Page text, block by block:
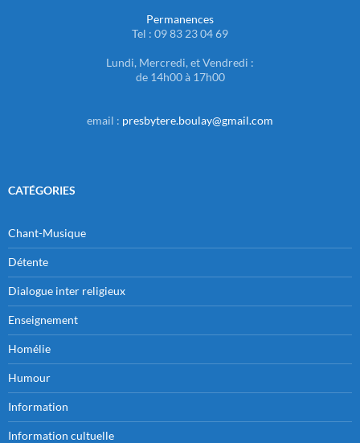
Permanences
Tel : 09 83 23 04 69
Lundi, Mercredi, et Vendredi :
de 14h00 à 17h00
email : presbytere.boulay@gmail.com
CATÉGORIES
Chant-Musique
Détente
Dialogue inter religieux
Enseignement
Homélie
Humour
Information
Information cultuelle